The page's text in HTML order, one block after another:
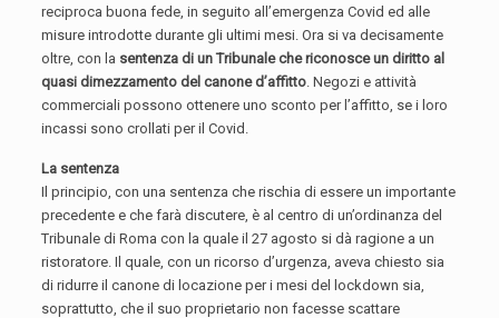
reciproca buona fede, in seguito all’emergenza Covid ed alle
misure introdotte durante gli ultimi mesi. Ora si va decisamente
oltre, con la sentenza di un Tribunale che riconosce un diritto al
quasi dimezzamento del canone d’affitto. Negozi e attività
commerciali possono ottenere uno sconto per l’affitto, se i loro
incassi sono crollati per il Covid.
La sentenza
Il principio, con una sentenza che rischia di essere un importante
precedente e che farà discutere, è al centro di un’ordinanza del
Tribunale di Roma con la quale il 27 agosto si dà ragione a un
ristoratore. Il quale, con un ricorso d’urgenza, aveva chiesto sia
di ridurre il canone di locazione per i mesi del lockdown sia,
soprattutto, che il suo proprietario non facesse scattare